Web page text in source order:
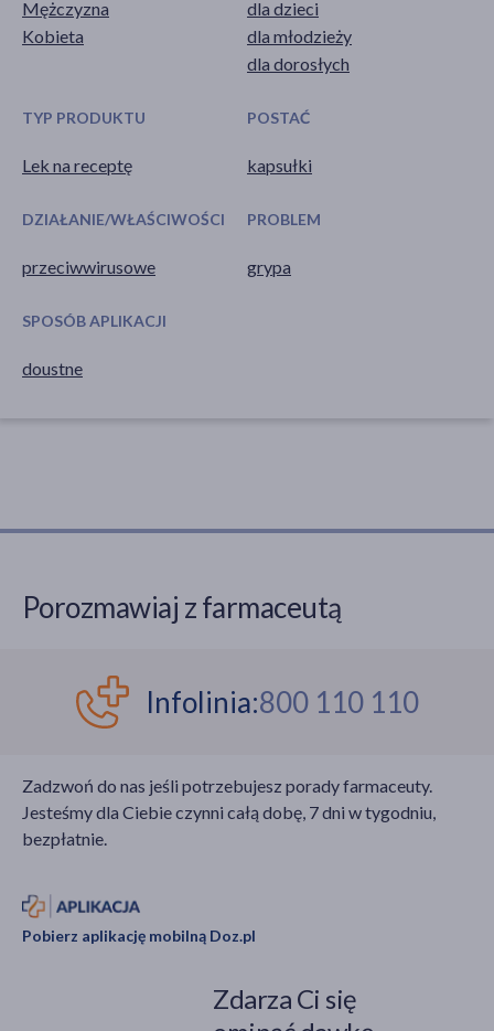
Mężczyzna
Kobieta
dla dzieci
dla młodzieży
dla dorosłych
TYP PRODUKTU
Lek na receptę
POSTAĆ
kapsułki
DZIAŁANIE/WŁAŚCIWOŚCI
przeciwwirusowe
PROBLEM
grypa
SPOSÓB APLIKACJI
doustne
Porozmawiaj z farmaceutą
Infolinia:800 110 110
Zadzwoń do nas jeśli potrzebujesz porady farmaceuty.
Jesteśmy dla Ciebie czynni całą dobę, 7 dni w tygodniu,
bezpłatnie.
Pobierz aplikację mobilną Doz.pl
Zdarza Ci się